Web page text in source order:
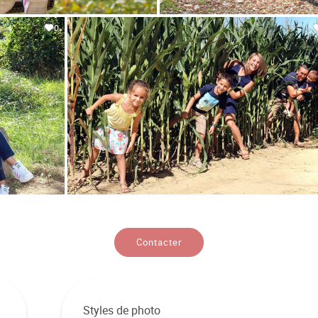
0
Contacter
Styles de photo